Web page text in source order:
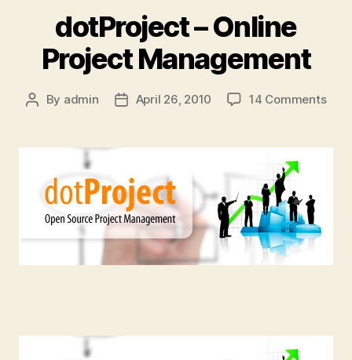
dotProject – Online
Project Management
Post
By admin
PostApril 26, 2010 14 Commentson